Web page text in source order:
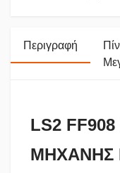
Περιγραφή
LS2
ΜΗΧΑΝΗΣ